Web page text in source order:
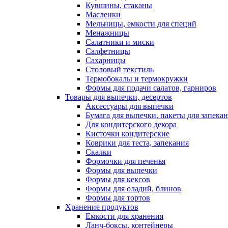
Кувшины, стаканы
Масленки
Мельницы, емкости для специй
Менажницы
Салатники и миски
Салфетницы
Сахарницы
Столовый текстиль
Термобокалы и термокружки
Формы для подачи салатов, гарниров
Товары для выпечки, десертов
Аксессуары для выпечки
Бумага для выпечки, пакеты для
Для кондитерского декора
Кисточки кондитерские
Коврики для теста, запекания
Скалки
Формочки для печенья
Формы для выпечки
Формы для кексов
Формы для оладий, блинов
Формы для тортов
Хранение продуктов
Емкости для хранения
Ланч-боксы, контейнеры